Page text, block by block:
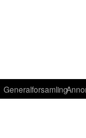
Generalforsamling